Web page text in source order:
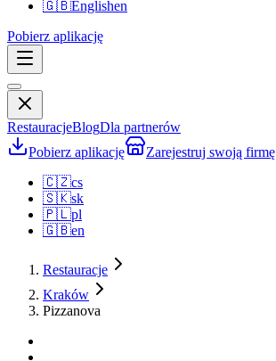
🇬🇧Englishen
Pobierz aplikację
RestauracjeBlogDla partnerów
Pobierz aplikację
Zarejestruj swoją firmę
🇨🇿cs
🇸🇰sk
🇵🇱pl
🇬🇧en
Restauracje
Kraków
Pizzanova